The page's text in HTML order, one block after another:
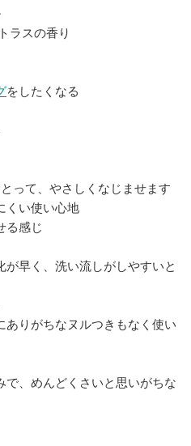
ラスの香り
をしたくなる
って、やさしくなじませます
くい使い心地
る感じ
早く、洗い流しがしやすいと
ありがちなヌルつきもなく使い
で、めんどくさいと思いがちな